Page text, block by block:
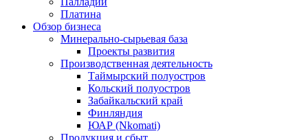
Платина
Обзор бизнеса
Минерально-сырьевая база
Проекты развития
Производственная деятельность
Таймырский полуостров
Кольский полуостров
Забайкальский край
Финляндия
ЮАР (Nkomati)
Продукция и сбыт